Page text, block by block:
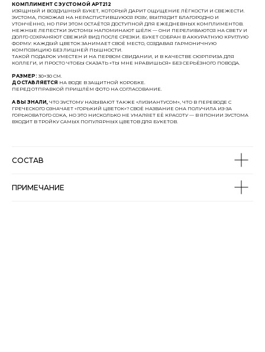
КОМПЛИМЕНТ С ЭУСТОМОЙ АРТ212
ИЗЯЩНЫЙ И ВОЗДУШНЫЙ БУКЕТ, КОТОРЫЙ ДАРИТ ОЩУЩЕНИЕ ЛЁГКОСТИ И СВЕЖЕСТИ.
ЭУСТОМА, ПОХОЖАЯ НА НЕРАСПУСТИВШУЮСЯ РОЗУ, ВЫГЛЯДИТ БЛАГОРОДНО И
УТОНЧЁННО, НО ПРИ ЭТОМ ОСТАЁТСЯ ДОСТУПНОЙ ДЛЯ ЕЖЕДНЕВНЫХ КОМПЛИМЕНТОВ.
НЕЖНЫЕ ЛЕПЕСТКИ ЭУСТОМЫ НАПОМИНАЮТ ШЁЛК — ОНИ ПЕРЕЛИВАЮТСЯ НА СВЕТУ И
ДОЛГО СОХРАНЯЮТ СВЕЖИЙ ВИД ПОСЛЕ СРЕЗКИ. БУКЕТ СОБРАН В АККУРАТНУЮ КРУГЛУЮ
ФОРМУ: КАЖДЫЙ ЦВЕТОК ЗАНИМАЕТ СВОЁ МЕСТО, СОЗДАВАЯ ГАРМОНИЧНУЮ
КОМПОЗИЦИЮ БЕЗ ЛИШНЕЙ ПЫШНОСТИ.
ТАКОЙ ПОДАРОК УМЕСТЕН И НА ПЕРВОМ СВИДАНИИ, И В КАЧЕСТВЕ СЮРПРИЗА ДЛЯ
КОЛЛЕГИ, И ПРОСТО ЧТОБЫ СКАЗАТЬ «ТЫ МНЕ НРАВИШЬСЯ» БЕЗ СЕРЬЁЗНОГО ПОВОДА.
РАЗМЕР: 30×30 СМ.
ДОСТАВЛЯЕТСЯ НА ВОДЕ В ЗАЩИТНОЙ КОРОБКЕ.
ПЕРЕД ОТПРАВКОЙ ПРИШЛЁМ ФОТО НА СОГЛАСОВАНИЕ.
А ВЫ ЗНАЛИ, ЧТО ЭУСТОМУ НАЗЫВАЮТ ТАКЖЕ «ЛИЗИАНТУСОМ», ЧТО В ПЕРЕВОДЕ С
ГРЕЧЕСКОГО ОЗНАЧАЕТ «ГОРЬКИЙ ЦВЕТОК»? СВОЁ НАЗВАНИЕ ОНА ПОЛУЧИЛА ИЗ-ЗА
ГОРЬКОВАТОГО СОКА, НО ЭТО НИСКОЛЬКО НЕ УМАЛЯЕТ ЕЁ КРАСОТУ — В ЯПОНИИ ЭУСТОМА
ВХОДИТ В ТРОЙКУ САМЫХ ПОПУЛЯРНЫХ ЦВЕТОВ ДЛЯ БУКЕТОВ.
СОСТАВ
ПРИМЕЧАНИЕ